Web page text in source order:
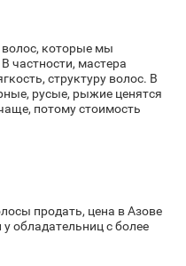
которые мы
частности, мастера
структуру волос. В
русые, рыжие ценятся
потому стоимость
продать, цена в Азове
обладательниц с более